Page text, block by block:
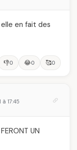
en fait des
👎0 😂0 🥰0
à 17:45
UN